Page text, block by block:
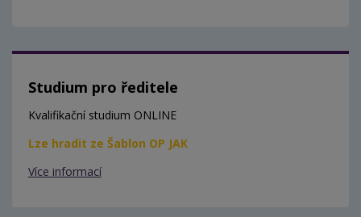
Studium pro ředitele
Kvalifikační studium ONLINE
Lze hradit ze Šablon OP JAK
Více informací